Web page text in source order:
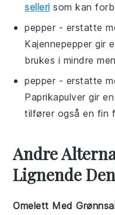
selleri som kan
pepper - erstatte
Kajennepepper gir
brukes i mindre
pepper - erstatte
Paprikapulver gir
tilfører også en fin
Andre
Lignende
Omelett Med